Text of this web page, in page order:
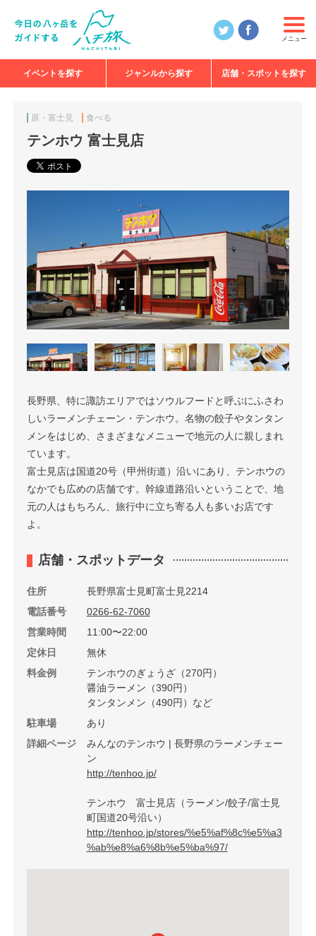
メニュー
イベントを探す ジャンルから探す 店舗・スポットを探す
原・富士見 食べる
テンホウ 富士見店
長野県、特に諏訪エリアではソウルフードと呼ぶにふさわ
しいラーメンチェーン・テンホウ。名物の餃子やタンタン
メンをはじめ、さまざまなメニューで地元の人に親しまれ
ています。
富士見店は国道20号（甲州街道）沿いにあり、テンホウの
なかでも広めの店舗です。幹線道路沿いということで、地
元の人はもちろん、旅行中に立ち寄る人も多いお店です
よ。
店舗・スポットデータ
住所
長野県富士見町富士見2214
電話番号
0266-62-7060
営業時間
11:00〜22:00
定休日
無休
料金例
テンホウのぎょうざ（270円）
醤油ラーメン（390円）
タンタンメン（490円）など
駐車場
あり
詳細ページ
みんなのテンホウ | 長野県のラーメンチェー
ン
http://tenhoo.jp/
テンホウ 富士見店（ラーメン/餃子/富士見
町国道20号沿い）
http://tenhoo.jp/stores/%e5%af%8c%e5%a3
%ab%e8%a6%8b%e5%ba%97/